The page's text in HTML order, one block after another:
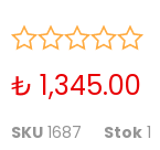
₺ 1,345.00
SKU 1687 Stok 1